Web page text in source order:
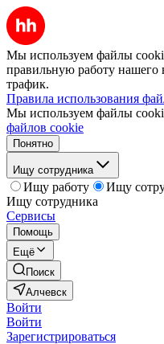
Мы используем файлы
правильную работу нашего
трафик.
Правила использования
Мы используем файлы
файлов cookie
Понятно
Ищу сотрудника
Ищу работу
Ищу
Ищу сотрудника
Сервисы
Помощь
Ещё
Поиск
Алчевск
Войти
Войти
Зарегистрироваться